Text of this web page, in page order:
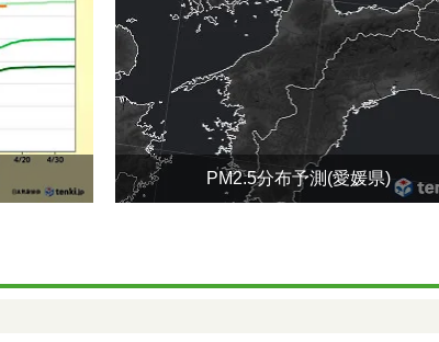
PM2.5分布予測(愛媛県)